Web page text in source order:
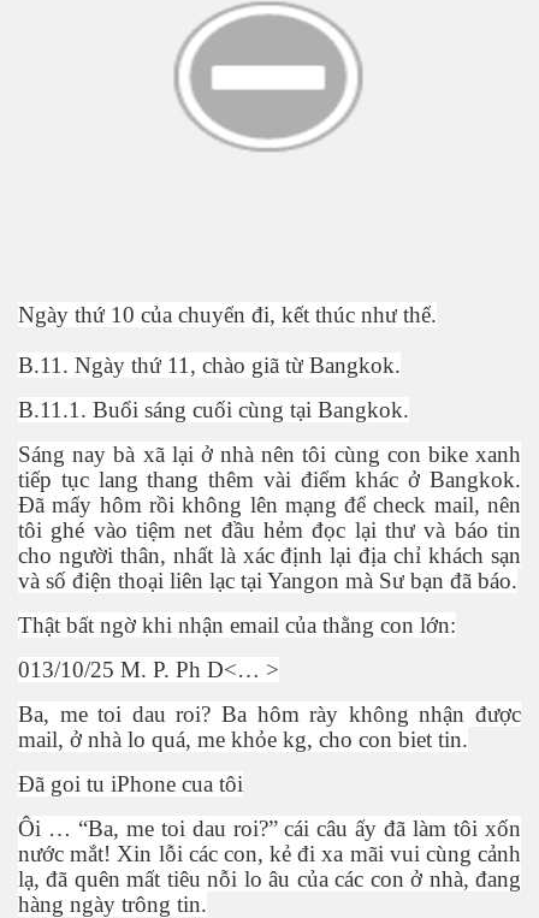
Ngày thứ 10 của chuyến đi, kết thúc như thế.
B.11. Ngày thứ 11, chào giã từ Bangkok.
B.11.1. Buổi sáng cuối cùng tại Bangkok.
Sáng nay bà xã lại ởnhà nên tôi cùng con bike xanh
tiếp tục lang thang thêm vài điểm khácở Bangkok.
Đã mấy hôm rồi không lên mạng để check mail, nên
tôi ghé vào tiệm net đầu hẻm đọc lại thư và báo tin
cho người thân, nhất là xác định lại địa chỉ khách sạn
và số điện thoại liên lạc tại Yangon mà Sư bạn đã báo.
Thật bất ngờ khi nhận email của thằng con lớn:
013/10/25 M. P. Ph D<… >
Ba, me toi dau roi? Ba hôm rày không nhận được
mail, ở nhà lo quá, me khỏe kg, cho con biet tin.
Đã goi tu iPhone cua tôi
Ôi … “Ba, me toi dau roi?” cái câuấy đã làm tôi xốn
nước mắt! Xin lỗi các con, kẻ đi xa mãi vui cùng cảnh
lạ, đã quên mất tiêu nỗi lo âu của các conở nhà, đang
hàng ngày trông tin.